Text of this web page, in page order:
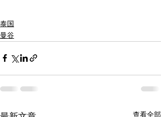
泰国
曼谷
查看全部